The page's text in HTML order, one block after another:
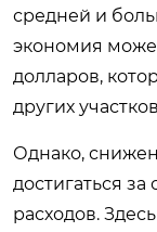
средней и
экономия
долларов,
других
Однако,
достигаться
расходов.